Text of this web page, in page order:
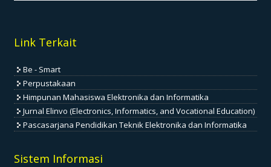
Link Terkait
Be - Smart
Perpustakaan
Himpunan Mahasiswa Elektronika dan Informatika
Jurnal Elinvo (Electronics, Informatics, and Vocational Education)
Pascasarjana Pendidikan Teknik Elektronika dan Informatika
Sistem Informasi